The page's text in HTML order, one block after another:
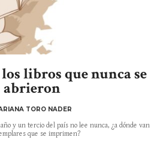
libros que nunca se
abrieron
TORO NADER
y un tercio del país no lee nunca, ¿a dónde van
que se imprimen?